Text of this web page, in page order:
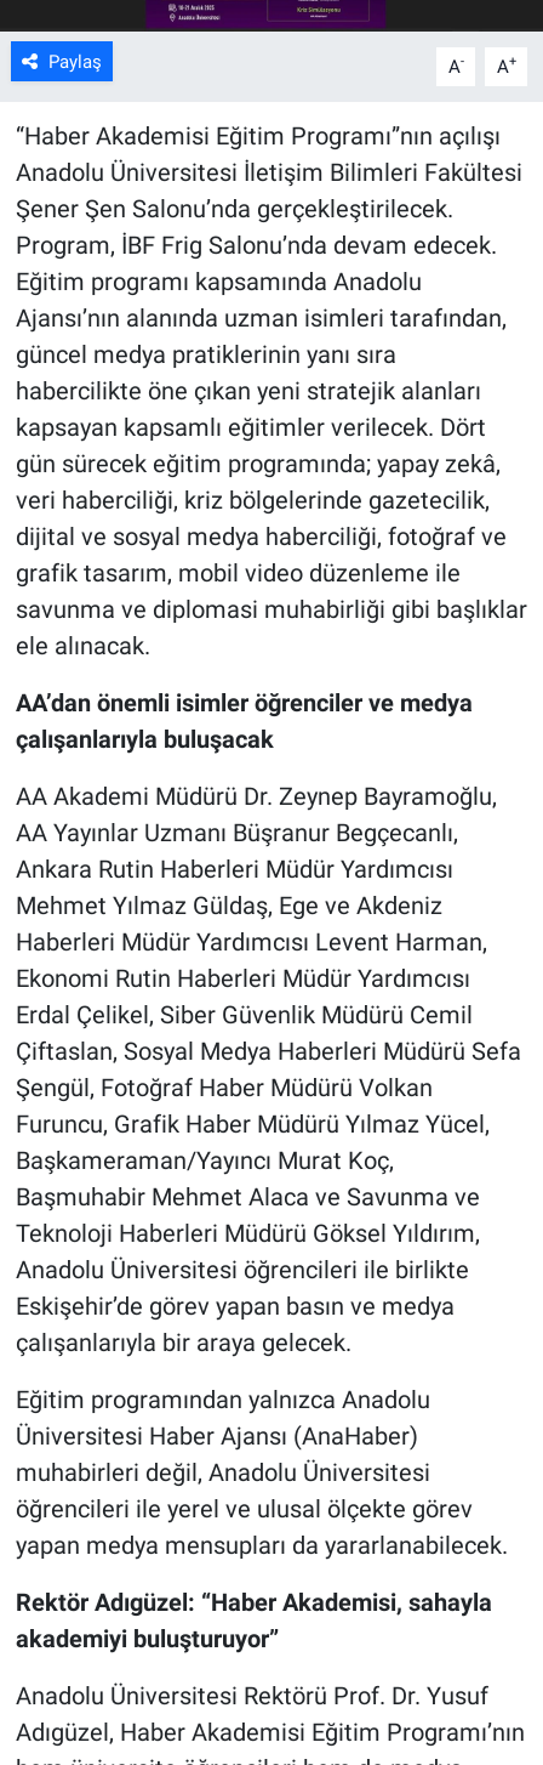
Paylaş A- A+
“Haber Akademisi Eğitim Programı”nın açılışı
Anadolu Üniversitesi İletişim Bilimleri Fakültesi
Şener Şen Salonu’nda gerçekleştirilecek.
Program, İBF Frig Salonu’nda devam edecek.
Eğitim programı kapsamında Anadolu
Ajansı’nın alanında uzman isimleri tarafından,
güncel medya pratiklerinin yanı sıra
habercilikte öne çıkan yeni stratejik alanları
kapsayan kapsamlı eğitimler verilecek. Dört
gün sürecek eğitim programında; yapay zekâ,
veri haberciliği, kriz bölgelerinde gazetecilik,
dijital ve sosyal medya haberciliği, fotoğraf ve
grafik tasarım, mobil video düzenleme ile
savunma ve diplomasi muhabirliği gibi başlıklar
ele alınacak.
AA’dan önemli isimler öğrenciler ve medya
çalışanlarıyla buluşacak
AA Akademi Müdürü Dr. Zeynep Bayramoğlu,
AA Yayınlar Uzmanı Büşranur Begçecanlı,
Ankara Rutin Haberleri Müdür Yardımcısı
Mehmet Yılmaz Güldaş, Ege ve Akdeniz
Haberleri Müdür Yardımcısı Levent Harman,
Ekonomi Rutin Haberleri Müdür Yardımcısı
Erdal Çelikel, Siber Güvenlik Müdürü Cemil
Çiftaslan, Sosyal Medya Haberleri Müdürü Sefa
Şengül, Fotoğraf Haber Müdürü Volkan
Furuncu, Grafik Haber Müdürü Yılmaz Yücel,
Başkameraman/Yayıncı Murat Koç,
Başmuhabir Mehmet Alaca ve Savunma ve
Teknoloji Haberleri Müdürü Göksel Yıldırım,
Anadolu Üniversitesi öğrencileri ile birlikte
Eskişehir’de görev yapan basın ve medya
çalışanlarıyla bir araya gelecek.
Eğitim programından yalnızca Anadolu
Üniversitesi Haber Ajansı (AnaHaber)
muhabirleri değil, Anadolu Üniversitesi
öğrencileri ile yerel ve ulusal ölçekte görev
yapan medya mensupları da yararlanabilecek.
Rektör Adıgüzel: “Haber Akademisi, sahayla
akademiyi buluşturuyor”
Anadolu Üniversitesi Rektörü Prof. Dr. Yusuf
Adıgüzel, Haber Akademisi Eğitim Programı’nın